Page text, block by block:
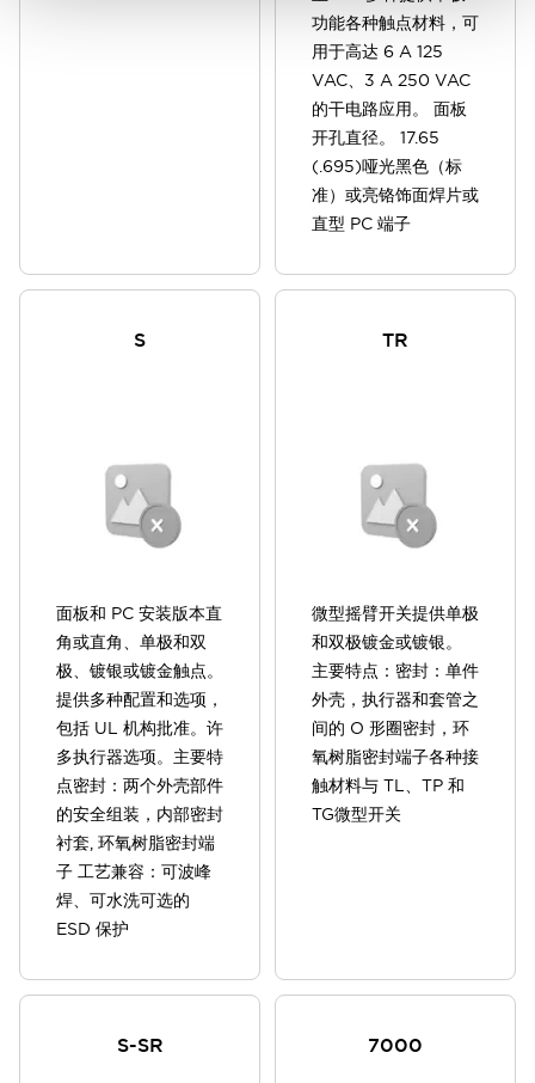
功能各种触点材料，可
用于高达 6 A 125
VAC、3 A 250 VAC
的干电路应用。 面板
开孔直径。 17.65
(.695)哑光黑色（标
准）或亮铬饰面焊片或
直型 PC 端子
S
面板和 PC 安装版本直
角或直角、单极和双
极、镀银或镀金触点。
提供多种配置和选项，
包括 UL 机构批准。许
多执行器选项。主要特
点密封：两个外壳部件
的安全组装，内部密封
衬套, 环氧树脂密封端
子 工艺兼容：可波峰
焊、可水洗可选的
ESD 保护
TR
微型摇臂开关提供单极
和双极镀金或镀银。
主要特点：密封：单件
外壳，执行器和套管之
间的 O 形圈密封，环
氧树脂密封端子各种接
触材料与 TL、TP 和
TG微型开关
S-SR 7000